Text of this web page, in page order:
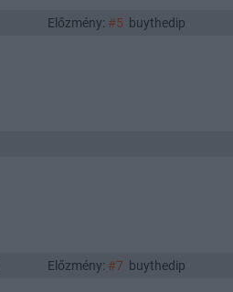
Előzmény: #5 buythedip
Előzmény: #7 buythedip